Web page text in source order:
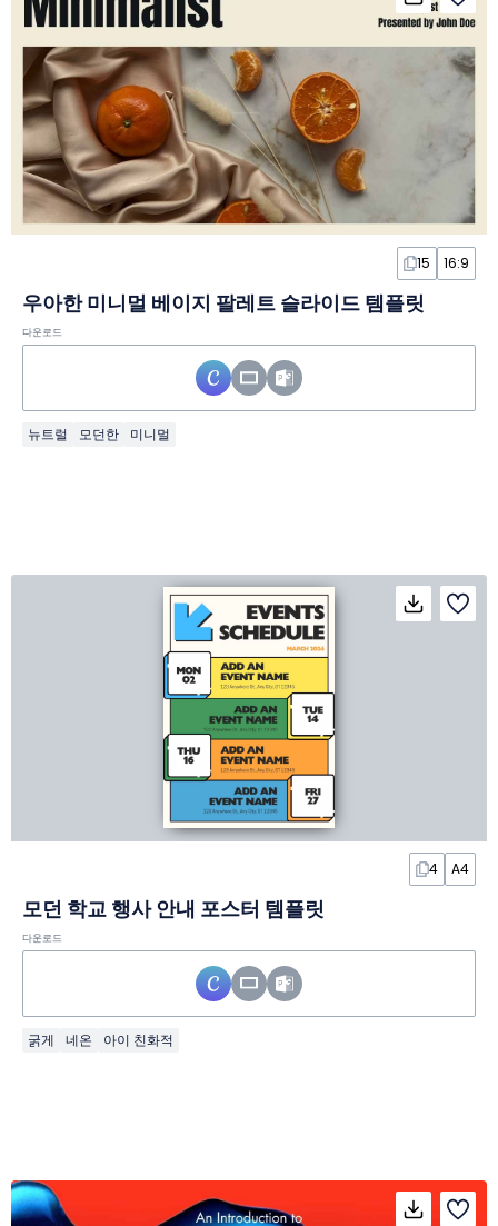
15 16:9
우아한 미니멀 베이지 팔레트 슬라이드 템플릿
다운로드
뉴트럴 모던한 미니멀
4 A4
모던 학교 행사 안내 포스터 템플릿
다운로드
굵게 네온 아이 친화적